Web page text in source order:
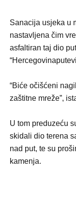
Sanacija usjeka u
nastavljena čim
asfaltiran taj dio
“Biće očišćeni
zaštitne mreže”,
U tom preduzeću
skidali dio terena
nad put, te su
kamenja.